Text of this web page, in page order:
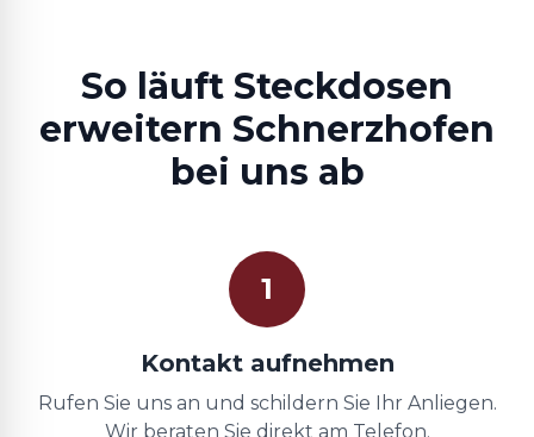
So läuft Steckdosen
erweitern Schnerzhofen
bei uns ab
1
Kontakt aufnehmen
Rufen Sie uns an und schildern Sie Ihr Anliegen.
Wir beraten Sie direkt am Telefon.